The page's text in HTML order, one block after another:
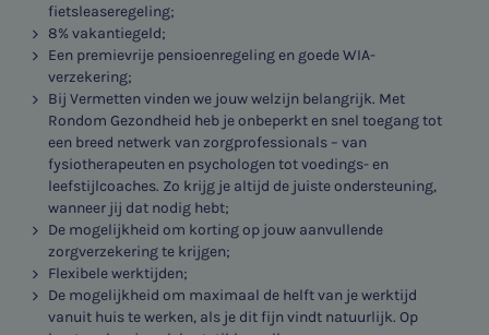
fietsleaseregeling;
8% vakantiegeld;
Een premievrije pensioenregeling en goede WIA-
verzekering;
Bij Vermetten vinden we jouw welzijn belangrijk. Met
Rondom Gezondheid heb je onbeperkt en snel toegang tot
een breed netwerk van zorgprofessionals – van
fysiotherapeuten en psychologen tot voedings- en
leefstijlcoaches. Zo krijg je altijd de juiste ondersteuning,
wanneer jij dat nodig hebt;
De mogelijkheid om korting op jouw aanvullende
zorgverzekering te krijgen;
Flexibele werktijden;
De mogelijkheid om maximaal de helft van je werktijd
vanuit huis te werken, als je dit fijn vindt natuurlijk. Op